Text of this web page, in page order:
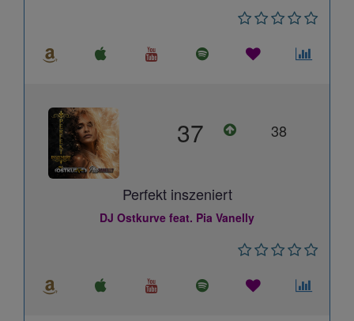
37 38
Perfekt inszeniert
DJ Ostkurve feat. Pia Vanelly